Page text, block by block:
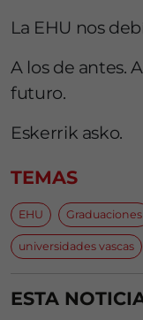
La EHU nos
A los de antes.
futuro.
Eskerrik asko.
TEMAS
EHU Graduaciones
universidades vascas
ESTA